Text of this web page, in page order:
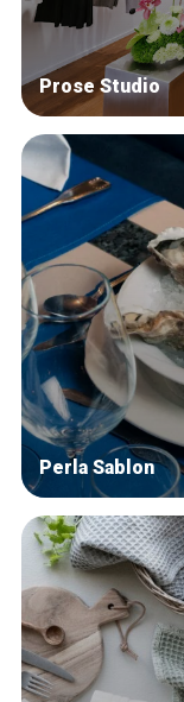
Prose Studio
Perla Sablon